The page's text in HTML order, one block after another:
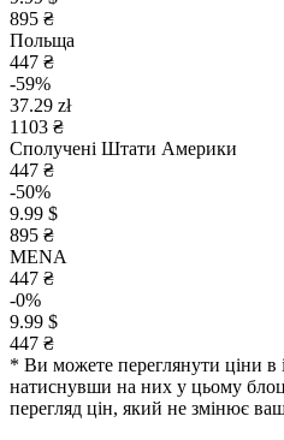
895 ₴
Польща
447 ₴
-59%
37.29 zł
1103 ₴
Сполучені Штати Америки
447 ₴
-50%
9.99 $
895 ₴
MENA
447 ₴
-0%
9.99 $
447 ₴
* Ви можете переглянути ціни в
натиснувши на них у цьому
перегляд цін, який не змінює